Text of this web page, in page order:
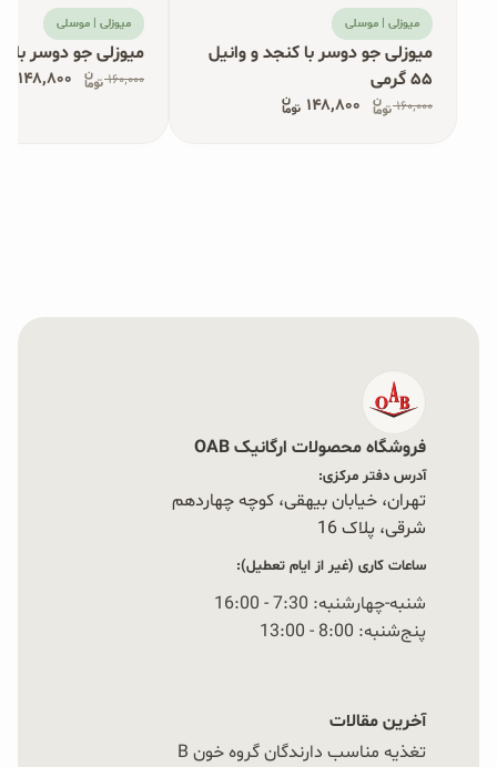
میوزلی | موسلی
میوزلی جو دوسر با کنجد و وانیل
۵۵ گرمی
۱۶۰٬۰۰۰ ۱۴۸٬۸۰۰
میوزلی | موسلی
میوزلی جو دوسر با کاکائو
۱۶۰٬۰۰۰ ۱۴۸٬۸۰۰
فروشگاه محصولات ارگانیک OAB
آدرس دفتر مرکزی:
تهران، خیابان بیهقی، کوچه چهاردهم
شرقی، پلاک 16‭
ساعات کاری (غیر از ایام تعطیل):
شنبه-چهارشنبه: 7:30 - 16:00
پنج‌شنبه: 8:00 - 13:00
آخرین مقالات
تغذیه مناسب دارندگان گروه خون B